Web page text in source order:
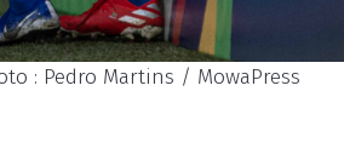
: Pedro Martins / MowaPress